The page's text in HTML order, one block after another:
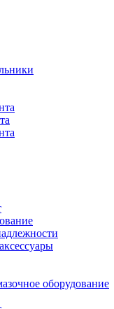
оборудование